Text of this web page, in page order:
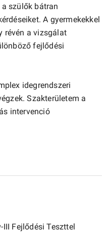
szülők bátran
A gyermekekkel
révén a vizsgálat
fejlődési
idegrendszeri
Szakterületem a
intervenció
Fejlődési Teszttel